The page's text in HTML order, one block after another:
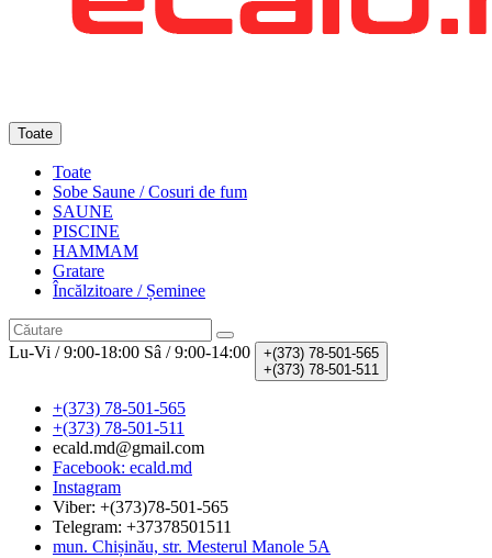
Toate
Toate
Sobe Saune / Cosuri de fum
SAUNE
PISCINE
HAMMAM
Gratare
Încălzitoare / Șeminee
Lu-Vi / 9:00-18:00 Sâ / 9:00-14:00 +(373) 78-501-565
+(373) 78-501-511
+(373) 78-501-565
+(373) 78-501-511
ecald.md@gmail.com
Facebook: ecald.md
Instagram
Viber: +(373)78-501-565
Telegram: +37378501511
mun. Chișinău, str. Mesterul Manole 5A